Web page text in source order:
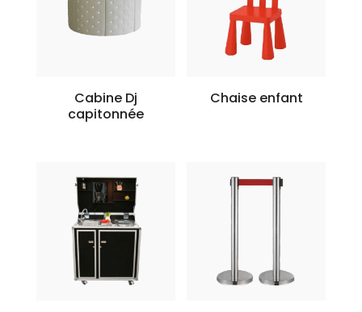
Cabine Dj
capitonnée
Chaise enfant